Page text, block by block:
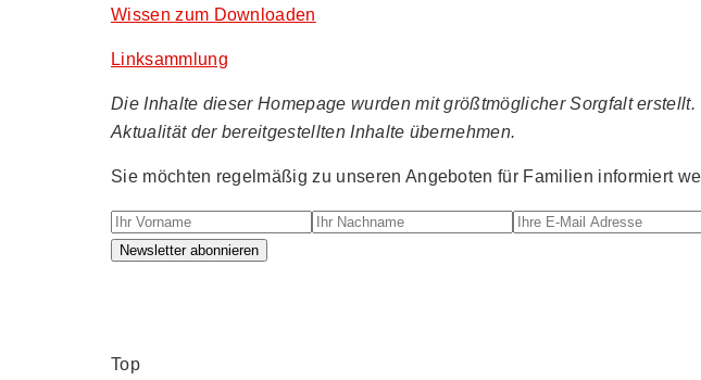
Wissen zum Downloaden
Linksammlung
Die Inhalte dieser Homepage wurden mit größtmöglicher Sorgfalt
Aktualität der bereitgestellten Inhalte übernehmen.
Sie möchten regelmäßig zu unseren Angeboten für Familien informiert
Ihr Vorname Ihr Nachname Ihre E-Mail Adresse
Newsletter abonnieren
Top